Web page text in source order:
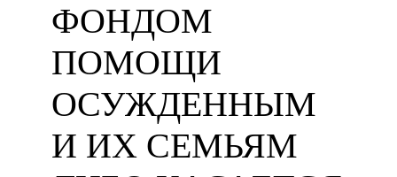
ФОНДОМ
ПОМОЩИ
ОСУЖДЕННЫМ
И ИХ СЕМЬЯМ